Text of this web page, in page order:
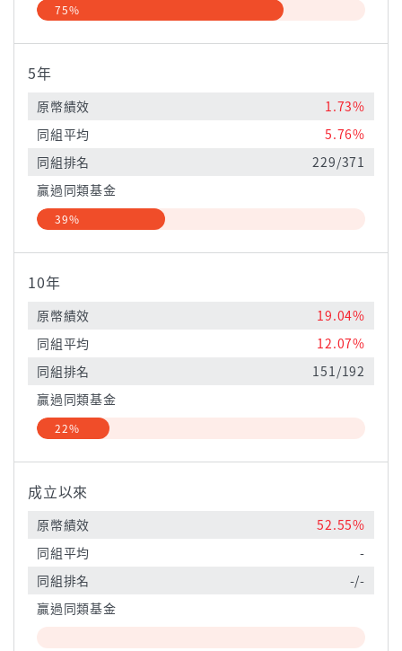
75%
5年
原幣績效
1.73%
同組平均
5.76%
同組排名
229/371
贏過同類基金
39%
10年
原幣績效
19.04%
同組平均
12.07%
同組排名
151/192
贏過同類基金
22%
成立以來
原幣績效
52.55%
同組平均
-
同組排名
-/-
贏過同類基金